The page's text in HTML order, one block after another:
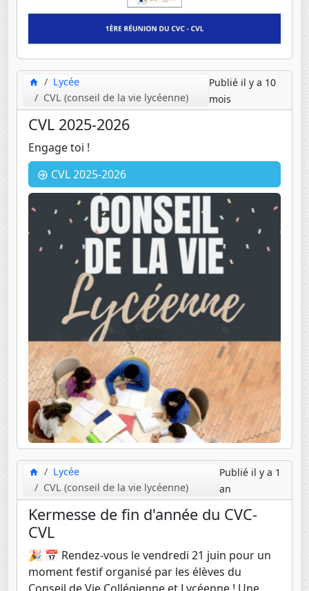
Lycée
CVL (conseil de la vie lycéenne)
Publié il y a 10
mois
CVL 2025-2026
Engage toi !
CVL 2025-2026
Lycée
CVL (conseil de la vie lycéenne)
Publié il y a 1
an
Kermesse de fin d'année du CVC-
CVL
🎉 📅 Rendez-vous le vendredi 21 juin pour un
moment festif organisé par les élèves du